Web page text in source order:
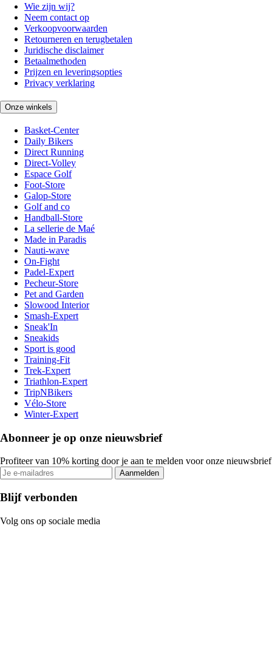
Wie zijn wij?
Neem contact op
Verkoopvoorwaarden
Retourneren en terugbetalen
Juridische disclaimer
Betaalmethoden
Prijzen en leveringsopties
Privacy verklaring
Onze winkels
Basket-Center
Daily Bikers
Direct Running
Direct-Volley
Espace Golf
Foot-Store
Galop-Store
Golf and co
Handball-Store
La sellerie de Maé
Made in Paradis
Nauti-wave
On-Fight
Padel-Expert
Pecheur-Store
Pet and Garden
Slowood Interior
Smash-Expert
Sneak'In
Sneakids
Sport is good
Training-Fit
Trek-Expert
Triathlon-Expert
TripNBikers
Vélo-Store
Winter-Expert
Abonneer je op onze nieuwsbrief
Profiteer van 10% korting door je aan te melden voor onze nieuwsbrief
Aanmelden
Blijf verbonden
Volg ons op sociale media